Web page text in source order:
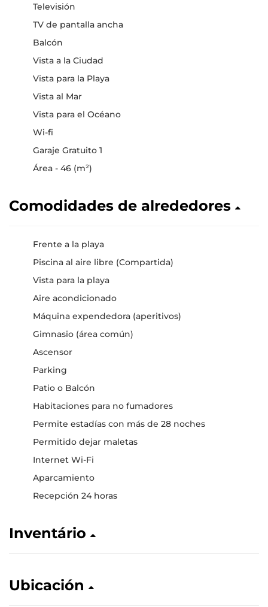
Televisión
TV de pantalla ancha
Balcón
Vista a la Ciudad
Vista para la Playa
Vista al Mar
Vista para el Océano
Wi-fi
Garaje Gratuito 1
Área - 46 (m²)
Comodidades de alrededores
Frente a la playa
Piscina al aire libre (Compartida)
Vista para la playa
Aire acondicionado
Máquina expendedora (aperitivos)
Gimnasio (área común)
Ascensor
Parking
Patio o Balcón
Habitaciones para no fumadores
Permite estadías con más de 28 noches
Permitido dejar maletas
Internet Wi-Fi
Aparcamiento
Recepción 24 horas
Inventário
Ubicación